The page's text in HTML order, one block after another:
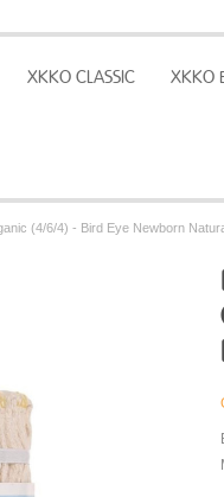
XKKO CLASSIC XKKO
(4/6/4) - Bird Eye Newborn